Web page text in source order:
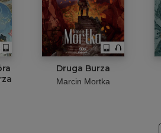
Druga Burza
Marcin Mortka